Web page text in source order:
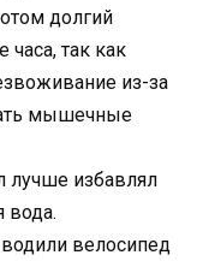
долгий
так как
из-за
мышечные
лучше избавлял
вода.
велосипед